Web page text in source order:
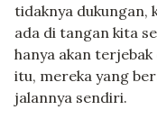
tidaknya dukungan,
ada di tangan kita
hanya akan
itu, mereka yang
jalannya sendiri.